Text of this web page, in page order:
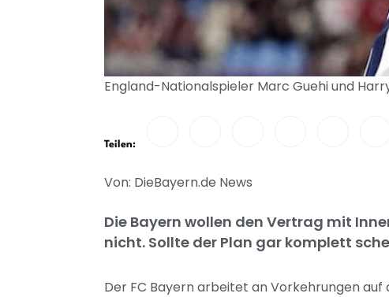
England-Nationalspieler Marc Guehi und
Teilen:
Von: DieBayern.de News
Die Bayern wollen den Vertrag mit
nicht. Sollte der Plan gar komplett
Der FC Bayern arbeitet an Vorkehrungen